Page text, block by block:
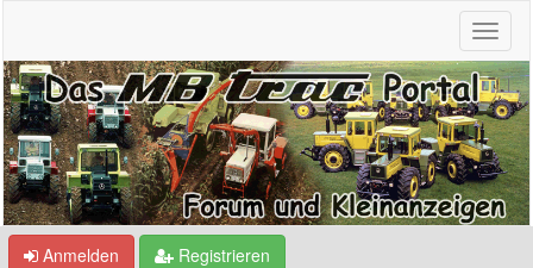
Anmelden Registrieren